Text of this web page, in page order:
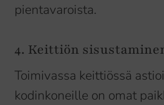
pientavaroista.
4. Keittiön
Toimivassa keittiössä
kodinkoneille on omat